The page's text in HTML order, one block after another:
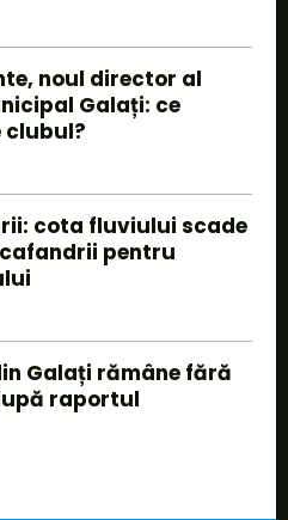
noul director al
Galați: ce
clubul?
cota fluviului scade
pentru
Galați rămâne fără
raportul